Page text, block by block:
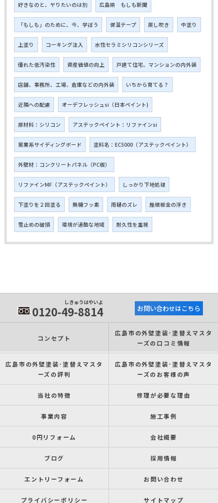
好きなのと、ヤりたいのは別 広島県 もしも新聞
「もしも」のために、今、学ぼう 保温テープ 戻し吹き 中塗り
上塗り コーキング注入 水性セラミシリコンシリーズ
優れた低汚染性 資産価値の向上 戸建て住宅、マンションの内外装
店舗、事務所、工場、倉庫などの内外装 いちから育てる？
近隣への配慮 オーデフレッシュsi（日本ペイント)
原材料：シリコン アステックペイント：リファインsi
窯業系サイディングボード 塗料名：EC5000（アステックペイント）
外壁材：コンクリートパネル（PC板）
リファインMF（アステックペイント） しっかり下地処理
下塗りを２回塗る 無機フッ素 雨樋のズレ 屋根板金の浮き
雪止めの破損 環境が過酷な地域 耐久性を重視
しきゅうはやいよ
0120-49-8814 お問い合わせはこちら
コンセプト
広島市の外壁塗装･塗替えマスタ
ーズの口コミ情報
広島市の外壁塗装･塗替えマスタ
ーズの評判
広島市の外壁塗装･塗替えマスタ
ーズのお客様の声
当社の特徴 修理が必要な理由
事業内容 施工事例
0円リフォーム 会社概要
ブログ 採用情報
エントリーフォーム お問い合わせ
プライバシーポリシー サイトマップ